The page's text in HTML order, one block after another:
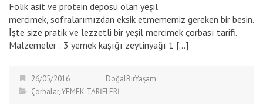
Folik asit ve protein deposu olan yeşil
mercimek, sofralarımızdan eksik etmememiz gereken bir besin.
İşte size pratik ve lezzetli bir yeşil mercimek çorbası tarifi.
Malzemeler : 3 yemek kaşığı zeytinyağı 1 […]
26/05/2016
DoğalBirYaşam
Çorbalar,YEMEK TARİFLERİ